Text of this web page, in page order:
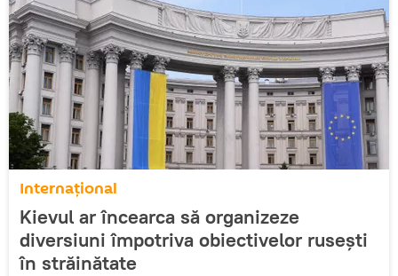
Internațional
Kievul ar încearca să organizeze
diversiuni împotriva obiectivelor rusești
în străinătate